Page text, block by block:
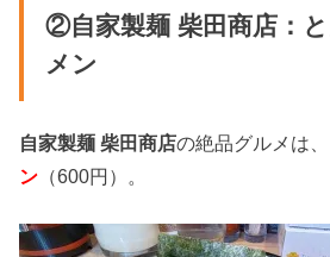
②自家製麺 柴田商店：
メン
自家製麺 柴田商店の絶品グルメは、
ン （600円）。